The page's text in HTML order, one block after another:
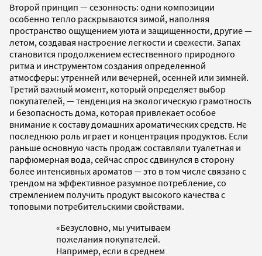
Второй принцип — сезонность: одни композиции
особенно тепло раскрываются зимой, наполняя
пространство ощущением уюта и защищенности, другие —
летом, создавая настроение легкости и свежести. Запах
становится продолжением естественного природного
ритма и инструментом создания определенной
атмосферы: утренней или вечерней, осенней или зимней.
Третий важный момент, который определяет выбор
покупателей, — тенденция на экологическую грамотность
и безопасность дома, которая привлекает особое
внимание к составу домашних ароматических средств. Не
последнюю роль играет и концентрация продуктов. Если
раньше основную часть продаж составляли туалетная и
парфюмерная вода, сейчас спрос сдвинулся в сторону
более интенсивных ароматов — это в том числе связано с
трендом на эффективное разумное потребление, со
стремлением получить продукт высокого качества с
топовыми потребительскими свойствами.
«Безусловно, мы учитываем
пожелания покупателей.
Например, если в среднем